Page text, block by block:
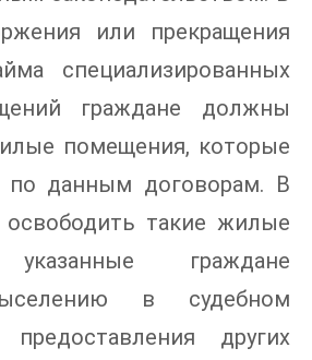
или прекращения
специализированных
граждане должны
помещения, которые
по данным договорам. В
освободить такие жилые
граждане
в судебном
других